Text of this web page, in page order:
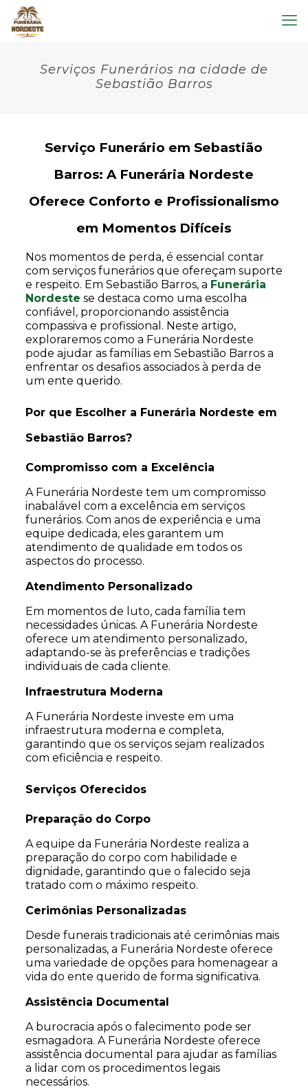
Serviços Funerários na cidade de
Sebastião Barros
Serviço Funerário em Sebastião
Barros: A Funerária Nordeste
Oferece Conforto e Profissionalismo
em Momentos Difíceis
Nos momentos de perda, é essencial contar
com serviços funerários que ofereçam suporte
e respeito. Em Sebastião Barros, a Funerária
Nordeste se destaca como uma escolha
confiável, proporcionando assistência
compassiva e profissional. Neste artigo,
exploraremos como a Funerária Nordeste
pode ajudar as famílias em Sebastião Barros a
enfrentar os desafios associados à perda de
um ente querido.
Por que Escolher a Funerária Nordeste em
Sebastião Barros?
Compromisso com a Excelência
A Funerária Nordeste tem um compromisso
inabalável com a excelência em serviços
funerários. Com anos de experiência e uma
equipe dedicada, eles garantem um
atendimento de qualidade em todos os
aspectos do processo.
Atendimento Personalizado
Em momentos de luto, cada família tem
necessidades únicas. A Funerária Nordeste
oferece um atendimento personalizado,
adaptando-se às preferências e tradições
individuais de cada cliente.
Infraestrutura Moderna
A Funerária Nordeste investe em uma
infraestrutura moderna e completa,
garantindo que os serviços sejam realizados
com eficiência e respeito.
Serviços Oferecidos
Preparação do Corpo
A equipe da Funerária Nordeste realiza a
preparação do corpo com habilidade e
dignidade, garantindo que o falecido seja
tratado com o máximo respeito.
Cerimônias Personalizadas
Desde funerais tradicionais até cerimônias mais
personalizadas, a Funerária Nordeste oferece
uma variedade de opções para homenagear a
vida do ente querido de forma significativa.
Assistência Documental
A burocracia após o falecimento pode ser
esmagadora. A Funerária Nordeste oferece
assistência documental para ajudar as famílias
a lidar com os procedimentos legais
necessários.